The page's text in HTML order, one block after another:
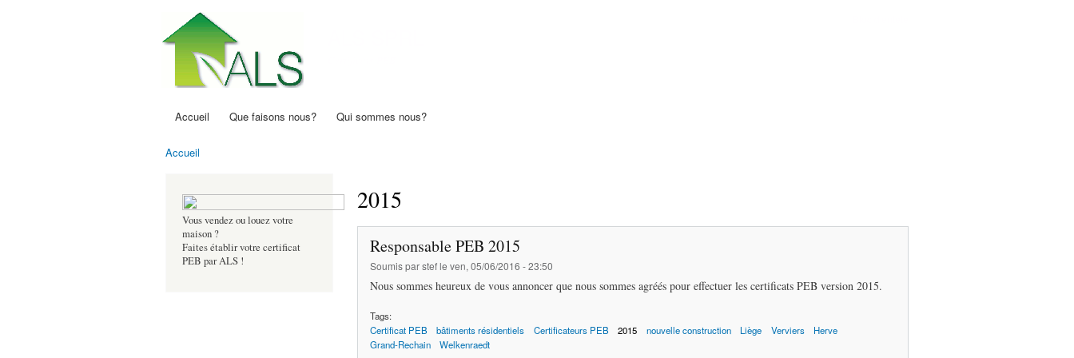
Menu principal
Accueil Que faisons nous? Qui sommes nous?
Accueil
Vous vendez ou louez votre
maison ?
Faites établir votre certificat
PEB par ALS !
2015
Responsable PEB 2015
Soumis parstefle ven, 05/06/2016 - 23:50
Nous sommes heureux de vous annoncer que nous sommes agréés pour effectuer les certificats PEB version 2015.
Tags:
Certificat PEB
bâtiments résidentiels Certificateurs PEB 2015 nouvelle construction Liège Verviers
Herve
Grand-Rechain
Welkenraedt